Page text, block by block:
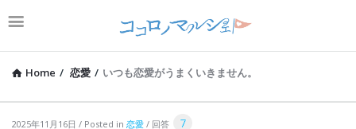
Home / 恋愛 / いつも恋愛がうまくいきません。
2025年11月16日 Posted in 恋愛 回答 7